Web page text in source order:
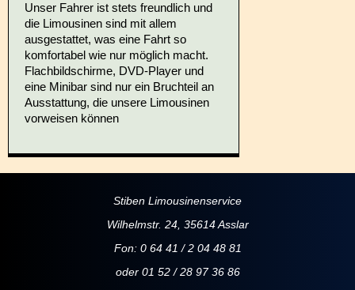
Unser Fahrer ist stets freundlich und
die Limousinen sind mit allem
ausgestattet, was eine Fahrt so
komfortabel wie nur möglich macht.
Flachbildschirme, DVD-Player und
eine Minibar sind nur ein Bruchteil an
Ausstattung, die unsere Limousinen
vorweisen können
Stiben Limousinenservice
Wilhelmstr. 24, 35614 Asslar
Fon: 0 64 41 / 2 04 48 81
oder 01 52 / 28 97 36 86